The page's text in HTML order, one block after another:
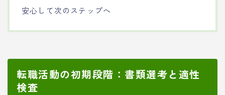
安心して次のステップへ
転職活動の初期段階：書類選考と適性
検査